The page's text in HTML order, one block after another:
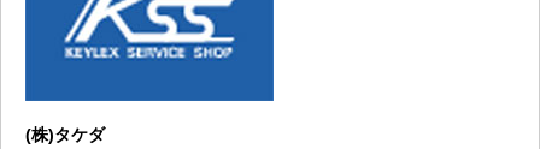
(株)タケダ